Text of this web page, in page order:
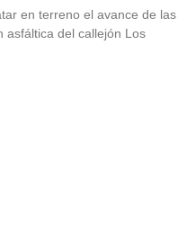
en terreno el avance de las
asfáltica del callejón Los